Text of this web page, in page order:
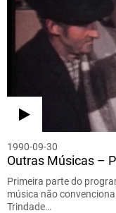
1990-09-30
Outras Músicas –
Primeira parte do
música não
Trindade…